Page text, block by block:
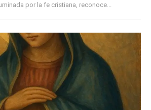
por la fe cristiana, reconoce...